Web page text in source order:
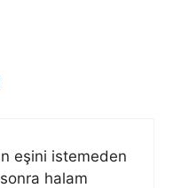
eşini istemeden
halam